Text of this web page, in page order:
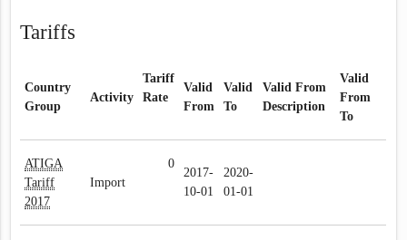
Tariffs
Country
Group
Activity
Tariff
Rate
Valid
From
Valid
To
Valid From
Description
Valid
From
To
ATIGA
Tariff
2017
Import
0
2017-
10-01
2020-
01-01